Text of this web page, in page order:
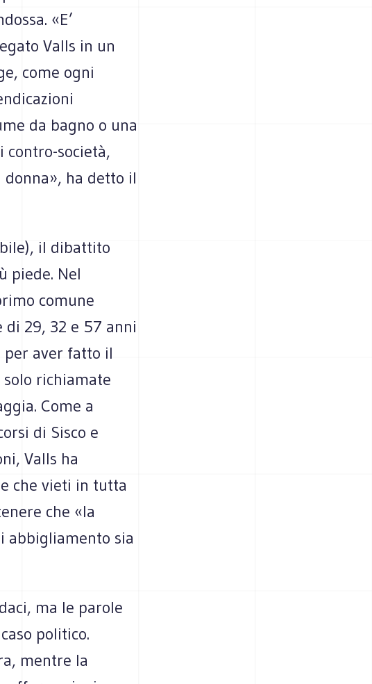
«E’
Valls in un
come ogni
da bagno o una
contro-società,
ha detto il
il dibattito
piede. Nel
comune
29, 32 e 57 anni
per aver fatto il
richiamate
Come a
di Sisco e
Valls ha
che vieti in tutta
che «la
abbigliamento sia
ma le parole
politico.
mentre la